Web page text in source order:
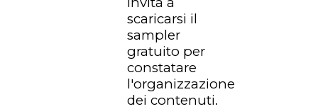
scaricarsi il
sampler
gratuito per
constatare
l'organizzazione
dei contenuti.